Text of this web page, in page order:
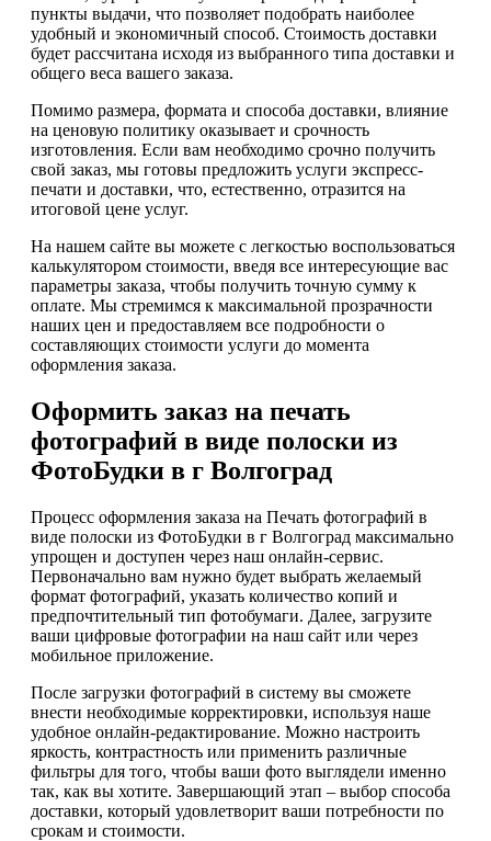
пункты выдачи, что позволяет подобрать наиболее
удобный и экономичный способ. Стоимость доставки
будет рассчитана исходя из выбранного типа доставки и
общего веса вашего заказа.
Помимо размера, формата и способа доставки, влияние
на ценовую политику оказывает и срочность
изготовления. Если вам необходимо срочно получить
свой заказ, мы готовы предложить услуги экспресс-
печати и доставки, что, естественно, отразится на
итоговой цене услуг.
На нашем сайте вы можете с легкостью воспользоваться
калькулятором стоимости, введя все интересующие вас
параметры заказа, чтобы получить точную сумму к
оплате. Мы стремимся к максимальной прозрачности
наших цен и предоставляем все подробности о
составляющих стоимости услуги до момента
оформления заказа.
Оформить заказ на печать
фотографий в виде полоски из
ФотоБудки в г Волгоград
Процесс оформления заказа на Печать фотографий в
виде полоски из ФотоБудки в г Волгоград максимально
упрощен и доступен через наш онлайн-сервис.
Первоначально вам нужно будет выбрать желаемый
формат фотографий, указать количество копий и
предпочтительный тип фотобумаги. Далее, загрузите
ваши цифровые фотографии на наш сайт или через
мобильное приложение.
После загрузки фотографий в систему вы сможете
внести необходимые корректировки, используя наше
удобное онлайн-редактирование. Можно настроить
яркость, контрастность или применить различные
фильтры для того, чтобы ваши фото выглядели именно
так, как вы хотите. Завершающий этап – выбор способа
доставки, который удовлетворит ваши потребности по
срокам и стоимости.